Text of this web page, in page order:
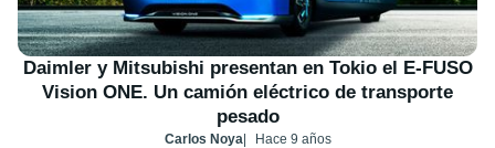
Daimler y Mitsubishi presentan en Tokio el E-FUSO
Vision ONE. Un camión eléctrico de transporte
pesado
Carlos Noya Hace 9 años